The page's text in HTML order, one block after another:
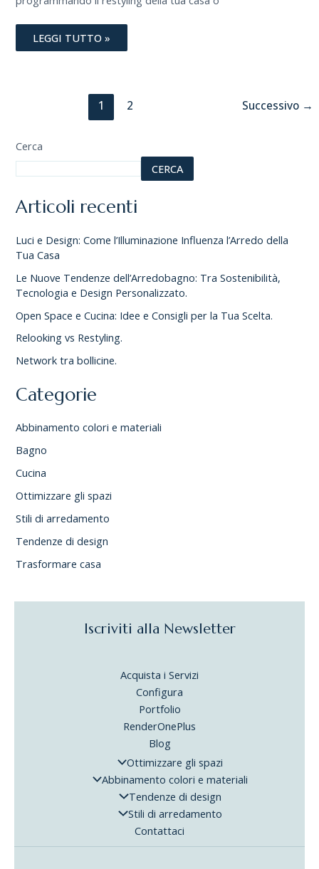
LEGGI TUTTO »
1 2 Successivo →
Cerca
CERCA
Articoli recenti
Luci e Design: Come l’Illuminazione Influenza l’Arredo della
Tua Casa
Le Nuove Tendenze dell’Arredobagno: Tra Sostenibilità,
Tecnologia e Design Personalizzato.
Open Space e Cucina: Idee e Consigli per la Tua Scelta.
Relooking vs Restyling.
Network tra bollicine.
Categorie
Abbinamento colori e materiali
Bagno
Cucina
Ottimizzare gli spazi
Stili di arredamento
Tendenze di design
Trasformare casa
Iscriviti alla Newsletter
Acquista i Servizi
Configura
Portfolio
RenderOnePlus
Blog
Ottimizzare gli spazi
Abbinamento colori e materiali
Tendenze di design
Stili di arredamento
Contattaci